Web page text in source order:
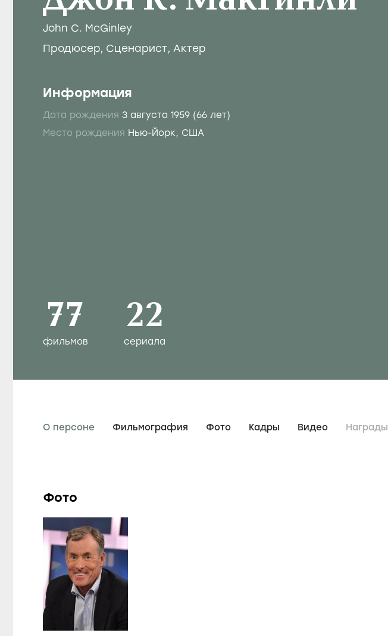
John C. McGinley
Продюсер, Сценарист, Актер
Информация
Дата рождения 3 августа 1959 (66 лет)
Место рождения Нью-Йорк, США
77
фильмов
22
сериала
О персоне Фильмография Фото Кадры Видео Награды
Фото